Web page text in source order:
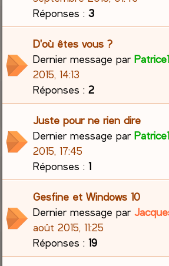
Réponses :3
D'où êtes vous ?
Dernier message par
2015, 14:13
Réponses :2
Juste pour ne rien dire
Dernier message par
2015, 17:45
Réponses :1
Gesfine et Windows 10
Dernier message par
août 2015, 11:25
Réponses :19